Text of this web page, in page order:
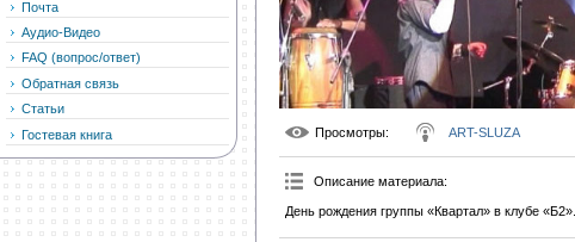
Почта
Аудио-Видео
FAQ (вопрос/ответ)
Обратная связь
Статьи
Гостевая книга
Просмотры: ART-SLUZA
Описание материала:
День рождения группы «Квартал» в клубе «Б2».